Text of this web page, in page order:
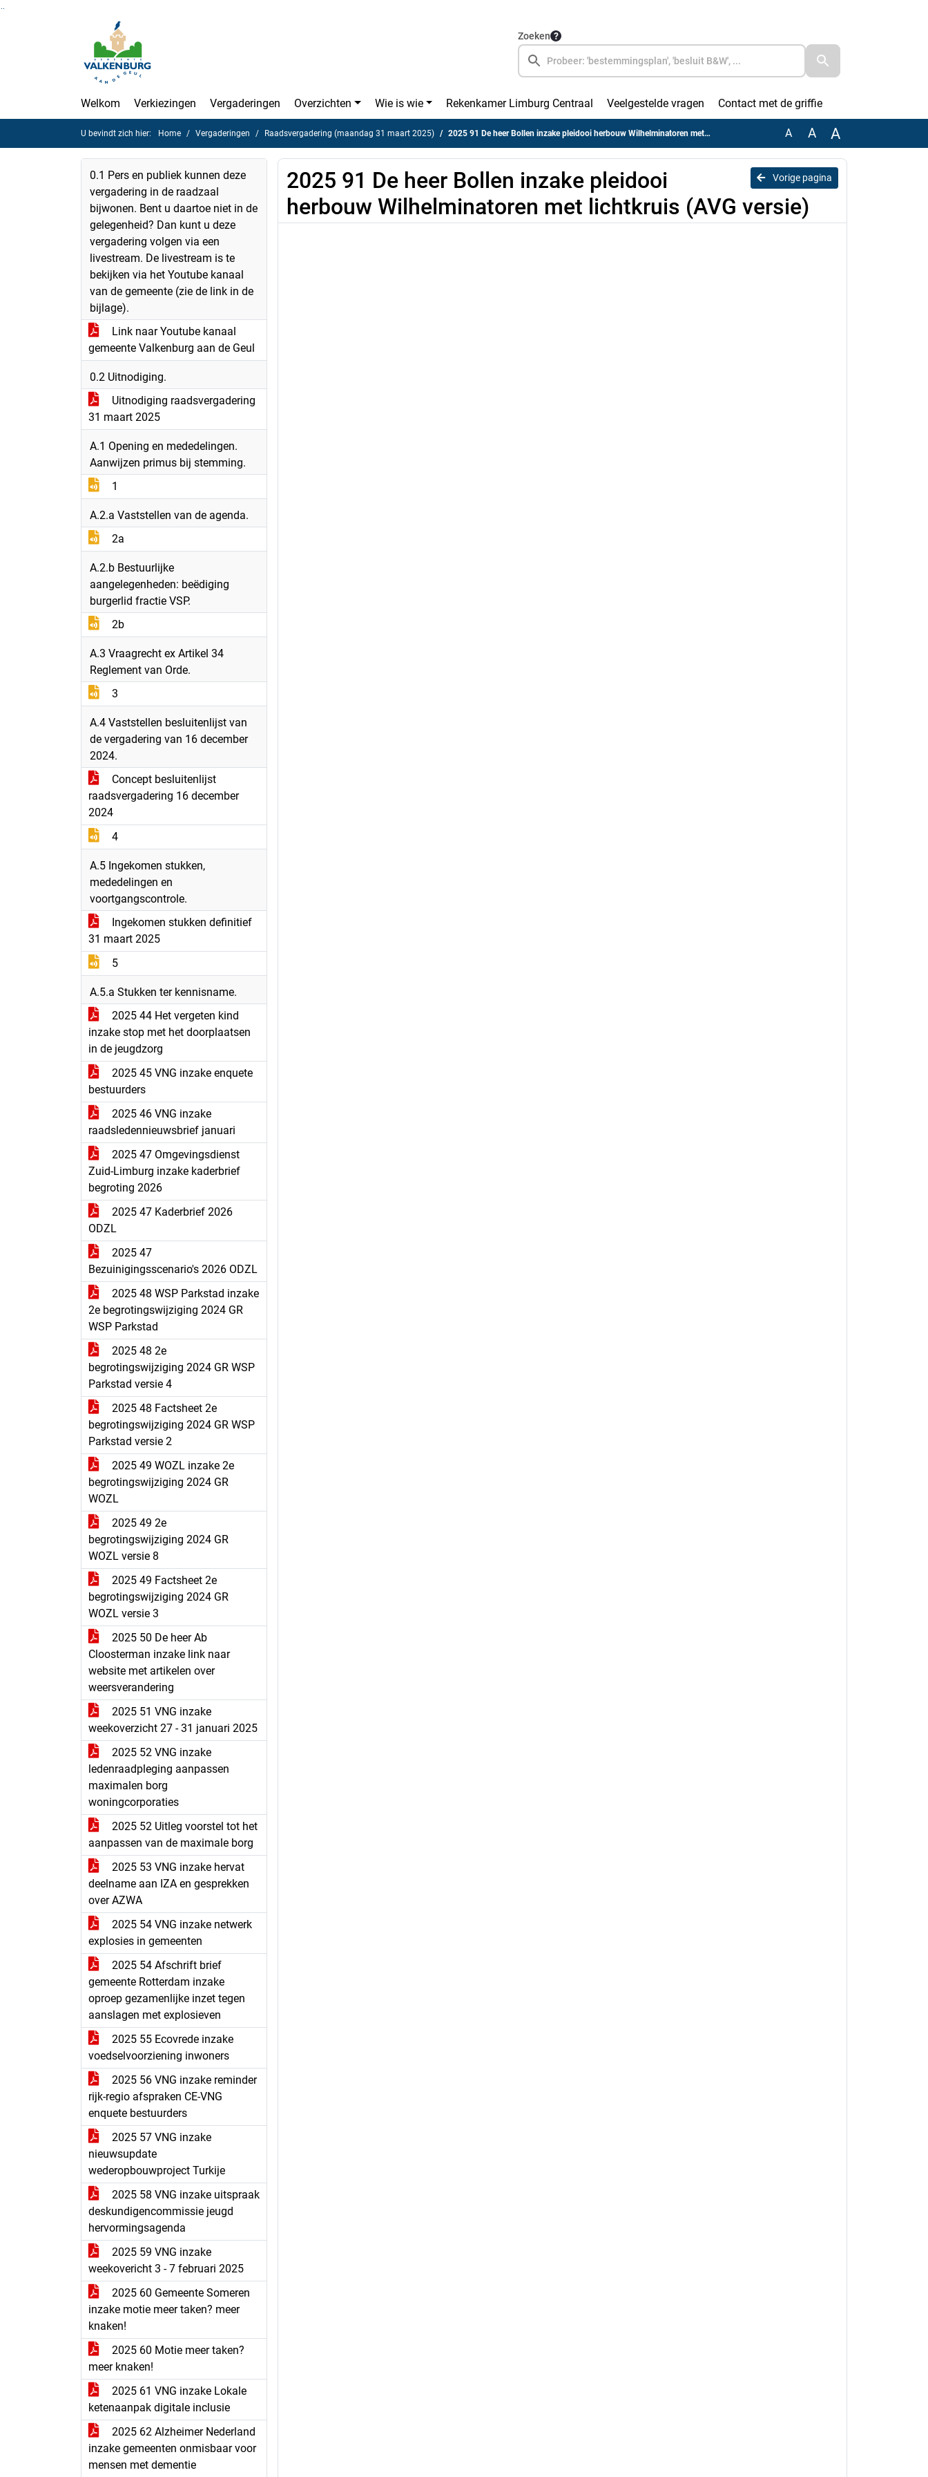
Zoeken
Welkom Verkiezingen Vergaderingen Overzichten Wie is wie Rekenkamer Limburg Centraal Veelgestelde vragen Contact met de griffie
U bevindt zich hier: Home Vergaderingen Raadsvergadering (maandag 31 maart 2025) 2025 91 De heer Bollen inzake pleidooi herbouw Wilhelminatoren met lichtkruis (AVG versie) A A A
0.1 Pers en publiek kunnen deze
vergadering in de raadzaal
bijwonen. Bent u daartoe niet in de
gelegenheid? Dan kunt u deze
vergadering volgen via een
livestream. De livestream is te
bekijken via het Youtube kanaal
van de gemeente (zie de link in de
bijlage).
Link naar Youtube kanaal
gemeente Valkenburg aan de Geul
0.2 Uitnodiging.
Uitnodiging raadsvergadering
31 maart 2025
A.1 Opening en mededelingen.
Aanwijzen primus bij stemming.
1
A.2.a Vaststellen van de agenda.
2a
A.2.b Bestuurlijke
aangelegenheden: beëdiging
burgerlid fractie VSP.
2b
A.3 Vraagrecht ex Artikel 34
Reglement van Orde.
3
A.4 Vaststellen besluitenlijst van
de vergadering van 16 december
2024.
Concept besluitenlijst
raadsvergadering 16 december
2024
4
A.5 Ingekomen stukken,
mededelingen en
voortgangscontrole.
Ingekomen stukken definitief
31 maart 2025
5
A.5.a Stukken ter kennisname.
2025 44 Het vergeten kind
inzake stop met het doorplaatsen
in de jeugdzorg
2025 45 VNG inzake enquete
bestuurders
2025 46 VNG inzake
raadsledennieuwsbrief januari
2025 47 Omgevingsdienst
Zuid-Limburg inzake kaderbrief
begroting 2026
2025 47 Kaderbrief 2026
ODZL
2025 47
Bezuinigingsscenario's 2026 ODZL
2025 48 WSP Parkstad inzake
2e begrotingswijziging 2024 GR
WSP Parkstad
2025 48 2e
begrotingswijziging 2024 GR WSP
Parkstad versie 4
2025 48 Factsheet 2e
begrotingswijziging 2024 GR WSP
Parkstad versie 2
2025 49 WOZL inzake 2e
begrotingswijziging 2024 GR
WOZL
2025 49 2e
begrotingswijziging 2024 GR
WOZL versie 8
2025 49 Factsheet 2e
begrotingswijziging 2024 GR
WOZL versie 3
2025 50 De heer Ab
Cloosterman inzake link naar
website met artikelen over
weersverandering
2025 51 VNG inzake
weekoverzicht 27 - 31 januari 2025
2025 52 VNG inzake
ledenraadpleging aanpassen
maximalen borg
woningcorporaties
2025 52 Uitleg voorstel tot het
aanpassen van de maximale borg
2025 53 VNG inzake hervat
deelname aan IZA en gesprekken
over AZWA
2025 54 VNG inzake netwerk
explosies in gemeenten
2025 54 Afschrift brief
gemeente Rotterdam inzake
oproep gezamenlijke inzet tegen
aanslagen met explosieven
2025 55 Ecovrede inzake
voedselvoorziening inwoners
2025 56 VNG inzake reminder
rijk-regio afspraken CE-VNG
enquete bestuurders
2025 57 VNG inzake
nieuwsupdate
wederopbouwproject Turkije
2025 58 VNG inzake uitspraak
deskundigencommissie jeugd
hervormingsagenda
2025 59 VNG inzake
weekovericht 3 - 7 februari 2025
2025 60 Gemeente Someren
inzake motie meer taken? meer
knaken!
2025 60 Motie meer taken?
meer knaken!
2025 61 VNG inzake Lokale
ketenaanpak digitale inclusie
2025 62 Alzheimer Nederland
inzake gemeenten onmisbaar voor
mensen met dementie
Vorige pagina
2025 91 De heer Bollen inzake pleidooi
herbouw Wilhelminatoren met lichtkruis (AVG versie)